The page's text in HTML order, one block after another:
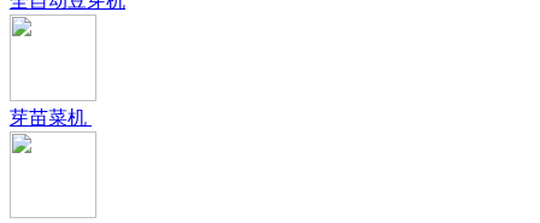
芽苗菜机